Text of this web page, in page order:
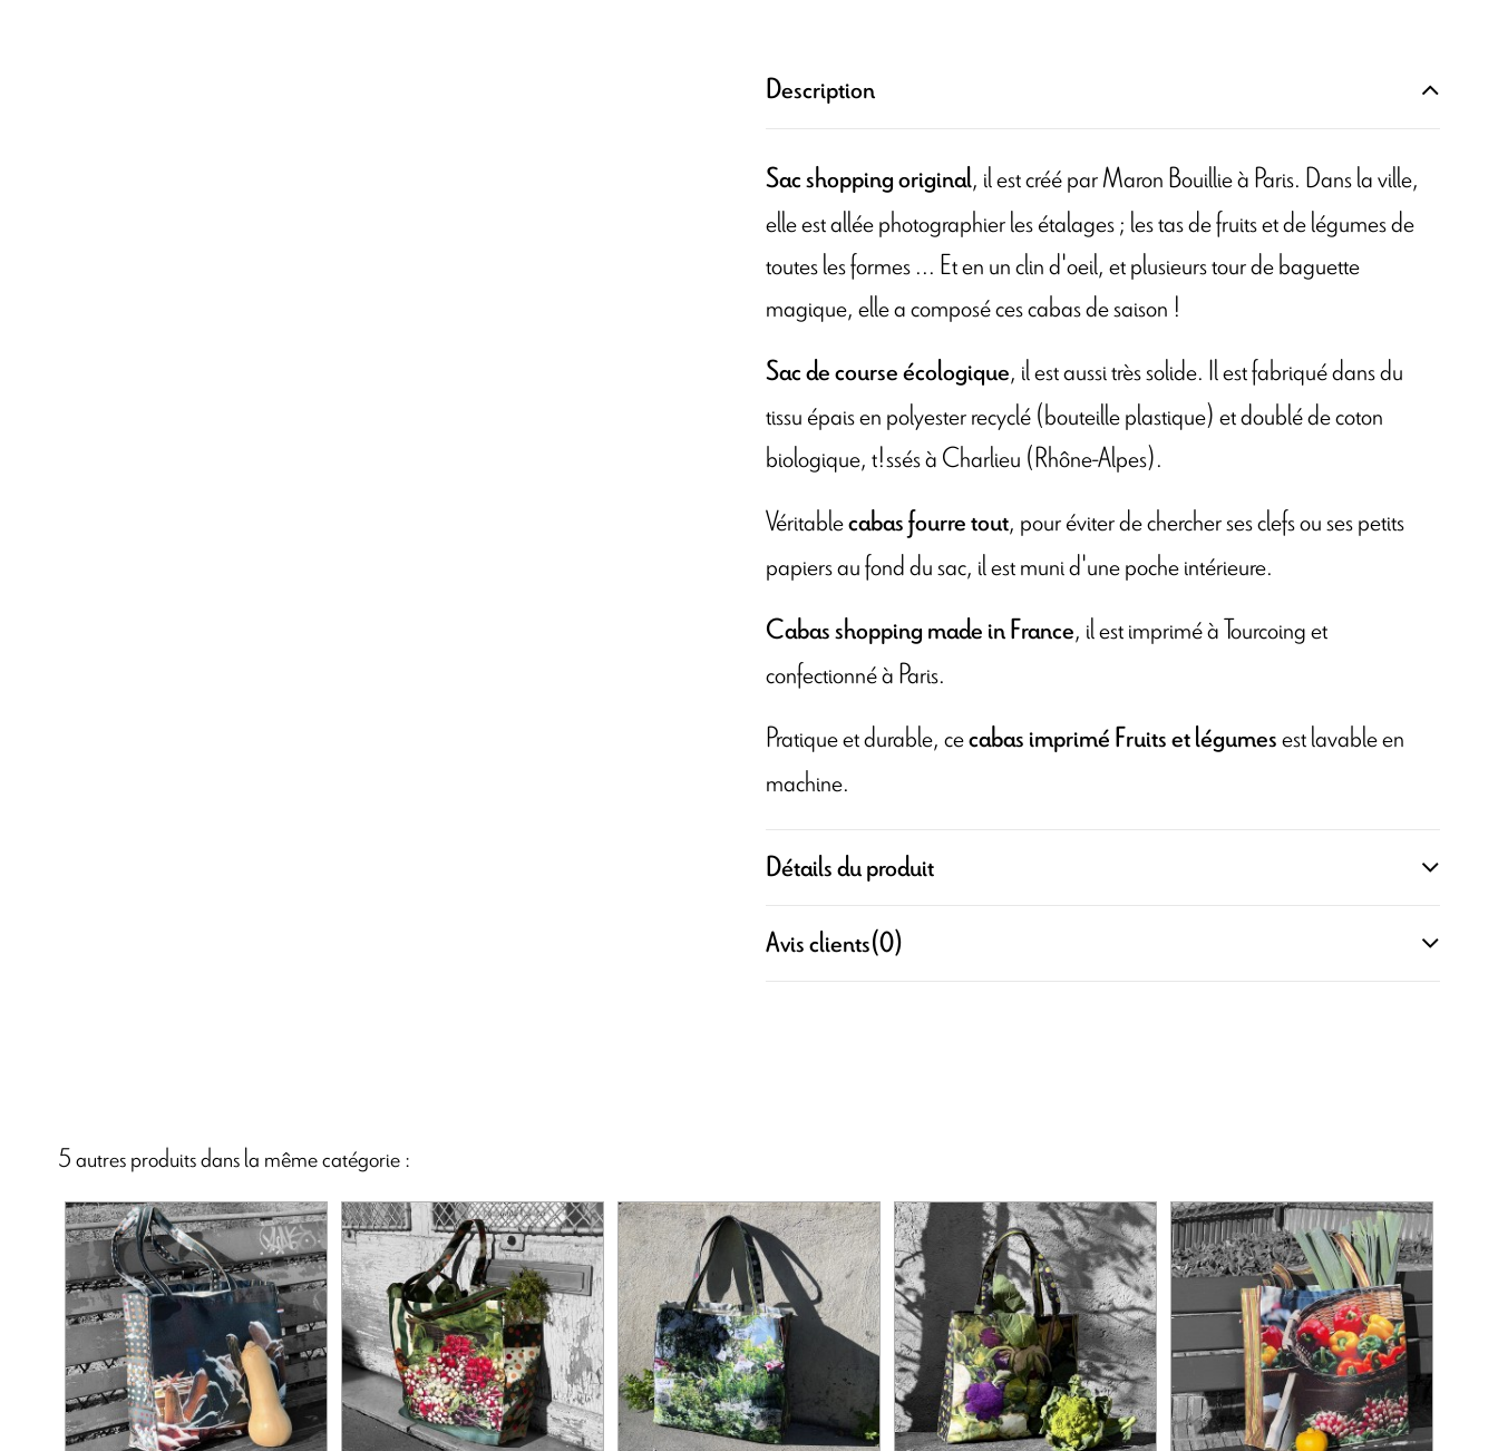
Description
Sac shopping original, il est créé par Maron Bouillie à Paris. Dans la ville,
elle est allée photographier les étalages ; les tas de fruits et de légumes de
toutes les formes ... Et en un clin d'oeil, et plusieurs tour de baguette
magique, elle a composé ces cabas de saison !
Sac de course écologique, il est aussi très solide. Il est fabriqué dans du
tissu épais en polyester recyclé (bouteille plastique) et doublé de coton
biologique, t!ssés à Charlieu (Rhône-Alpes).
Véritablecabas fourre tout, pour éviter de chercher ses clefs ou ses petits
papiers au fond du sac, il est muni d'une poche intérieure.
Cabas shopping made in France, il est imprimé à Tourcoing et
confectionné à Paris.
Pratique et durable, cecabas imprimé Fruits et légumesest lavable en
machine.
Détails du produit
Avis clients(0)
5 autres produits dans la même catégorie :